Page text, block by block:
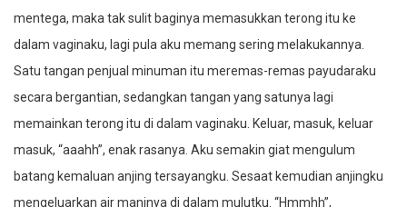
mentega, maka tak sulit baginya memasukkan terong itu ke
dalam vaginaku, lagi pula aku memang sering melakukannya.
Satu tangan penjual minuman itu meremas-remas payudaraku
secara bergantian, sedangkan tangan yang satunya lagi
memainkan terong itu di dalam vaginaku. Keluar, masuk, keluar
masuk, “aaahh”, enak rasanya. Aku semakin giat mengulum
batang kemaluan anjing tersayangku. Sesaat kemudian anjingku
mengeluarkan air maninya di dalam mulutku. “Hmmhh”,